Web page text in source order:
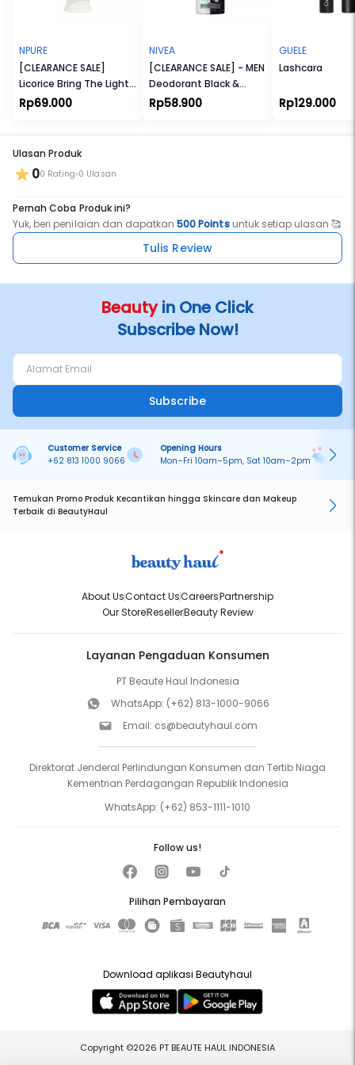
Cocok untuk Ibu Hamil dan Menyusui. Cocok untuk Vegetarian dan
NPURE
[CLEARANCE SALE]
Licorice Bring The Light
Cleanser
Rp69.000
NIVEA
[CLEARANCE SALE] - MEN
Deodorant Black &
White Fresh Spray
Rp58.900
GUELE
Lashcara
Rp129.000
Ulasan Produk
00 Rating 0 Ulasan
Pernah Coba Produk ini?
Yuk, beri penilaian dan dapatkan500 Pointsuntuk setiap ulasan 🥰
Tulis Review
Beautyin One Click
Subscribe Now!
Subscribe
Customer Service
+62 813 1000 9066
Opening Hours
Mon–Fri 10am–5pm, Sat 10am–2pm
Temukan Promo Produk Kecantikan hingga Skincare dan Makeup
Terbaik di BeautyHaul
About UsContact UsCareersPartnership
Our StoreResellerBeauty Review
Layanan Pengaduan Konsumen
PT Beaute Haul Indonesia
WhatsApp: (+62) 813-1000-9066
Email: cs@beautyhaul.com
Direktorat Jenderal Perlindungan Konsumen dan Tertib Niaga
Kementrian Perdagangan Republik Indonesia
WhatsApp: (+62) 853-1111-1010
Pilihan Pembayaran
Follow us!
Download aplikasi Beautyhaul
Copyright ©2026 PT BEAUTE HAUL INDONESIA